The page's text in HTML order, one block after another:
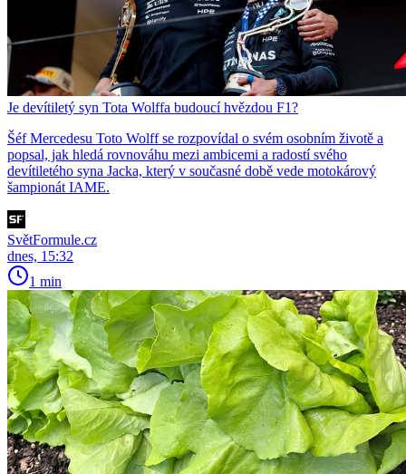
Je devítiletý syn Tota Wolffa budoucí hvězdou F1?
Šéf Mercedesu Toto Wolff se rozpovídal o svém osobním životě a
popsal, jak hledá rovnováhu mezi ambicemi a radostí svého
devítiletého syna Jacka, který v současné době vede motokárový
šampionát IAME.
SvětFormule.cz
dnes, 15:32
1 min